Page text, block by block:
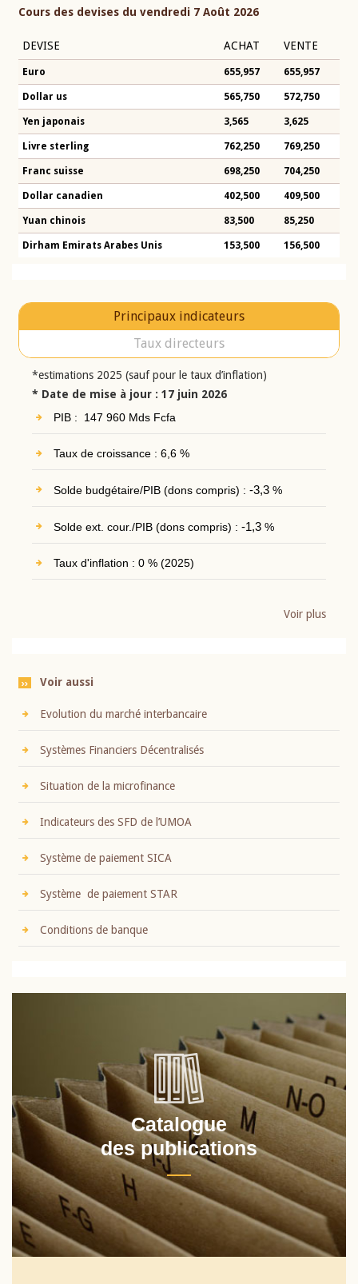
Cours des devises du vendredi 7 Août 2026
DEVISE ACHAT VENTE
Euro 655,957 655,957
Dollar us 565,750 572,750
Yen japonais 3,565 3,625
Livre sterling 762,250 769,250
Franc suisse 698,250 704,250
Dollar canadien 402,500 409,500
Yuan chinois 83,500 85,250
Dirham Emirats Arabes Unis 153,500 156,500
Principaux indicateurs
Taux directeurs
*estimations 2025 (sauf pour le taux d’inflation)
* Date de mise à jour : 17 juin 2026
PIB : 147 960 Mds Fcfa
Taux de croissance : 6,6 %
Solde budgétaire/PIB (dons compris) : -3,3%
Solde ext. cour./PIB (dons compris) : -1,3%
Taux d'inflation : 0 % (2025)
Voir plus
Voir aussi
Evolution du marché interbancaire
Systèmes Financiers Décentralisés
Situation de la microfinance
Indicateurs des SFD de l’UMOA
Système de paiement SICA
Système de paiement STAR
Conditions de banque
Catalogue
des publications